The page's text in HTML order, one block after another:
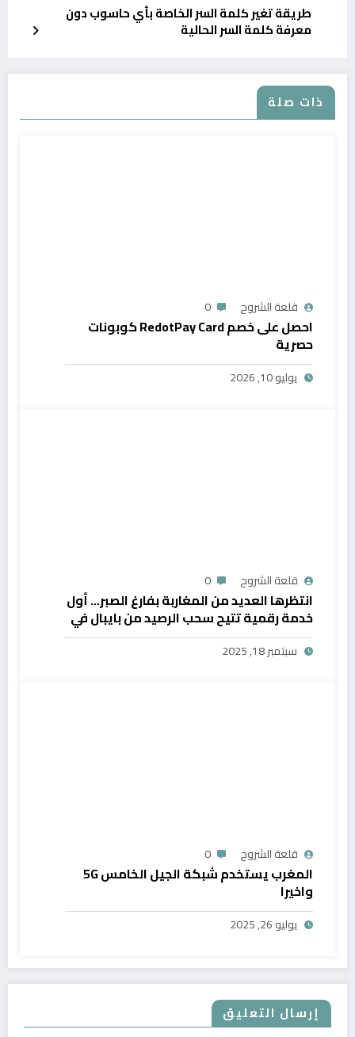
طريقة تغير كلمة السر الخاصة بأي حاسوب دون
معرفة كلمة السر الحالية
ذات صلة
قلعة الشروح 0
احصل على خصم RedotPay Card كوبونات
حصرية
يوليو 10, 2026
قلعة الشروح 0
انتظرها العديد من المغاربة بفارغ الصبر… أول
خدمة رقمية تتيح سحب الرصيد من بايبال في
المغرب
سبتمبر 18, 2025
قلعة الشروح 0
المغرب يستخدم شبكة الجيل الخامس 5G
واخيرا
يوليو 26, 2025
إرسال التعليق